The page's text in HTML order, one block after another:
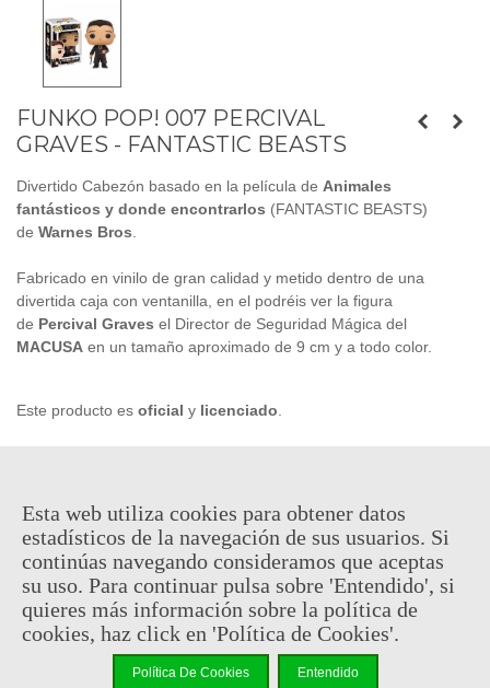
FUNKO POP! 007 PERCIVAL
GRAVES - FANTASTIC BEASTS
Divertido Cabezón basado en la película de Animales
fantásticos y donde encontrarlos (FANTASTIC BEASTS)
de Warnes Bros
Fabricado en vinilo de gran calidad y metido dentro de una
divertida caja con ventanilla, en el podréis ver la figura
de Percival Graves el Director de Seguridad Mágica del
MACUSA en un tamaño aproximado de 9 cm y a todo color.
Este producto es oficial y licenciado
En stock, envío en 24/48h
-
Añadir Al Carrito
Código QR Compartir
Esta web utiliza cookies para obtener datos
estadísticos de la navegación de sus usuarios. Si
continúas navegando consideramos que aceptas
su uso. Para continuar pulsa sobre 'Entendido', si
quieres más información sobre la política de
cookies, haz click en 'Política de Cookies'.
Política De Cookies Entendido